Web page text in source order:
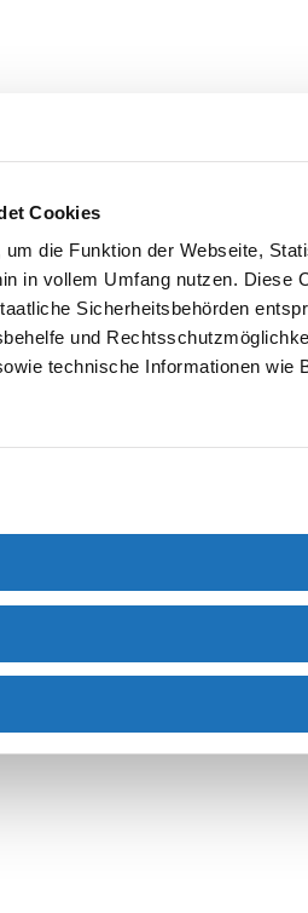
Cookies
die Funktion der Webseite,
in vollem Umfang nutzen.
Sicherheitsbehörden
und
technische Informationen